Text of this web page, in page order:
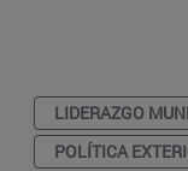
LIDERAZGO
POLÍTICA